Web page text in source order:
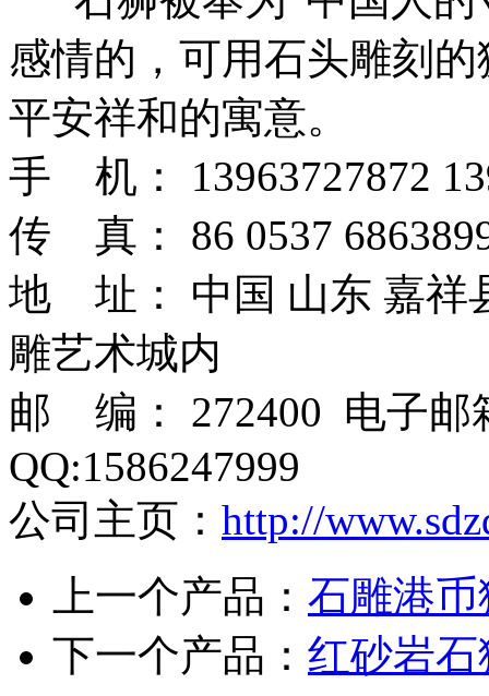
感情的，可用石头雕刻
平安祥和的寓意。
手 机： 13963727872
传 真： 86 0537
地 址： 中国 山东 嘉祥
雕艺术城内
邮 编： 272400 电子邮
QQ:1586247999
公司主页： http://
上一个产品： 石雕港
下一个产品： 红砂岩石